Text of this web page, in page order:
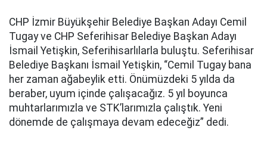
CHP İzmir Büyükşehir Belediye Başkan Adayı Cemil
Tugay ve CHP Seferihisar Belediye Başkan Adayı
İsmail Yetişkin, Seferihisarlılarla buluştu. Seferihisar
Belediye Başkanı İsmail Yetişkin, “Cemil Tugay bana
her zaman ağabeylik etti. Önümüzdeki 5 yılda da
beraber, uyum içinde çalışacağız. 5 yıl boyunca
muhtarlarımızla ve STK’larımızla çalıştık. Yeni
dönemde de çalışmaya devam edeceğiz” dedi.